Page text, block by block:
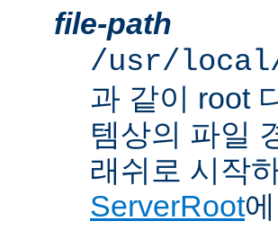
file-path
/usr/
과 같이 root
템상의 파일
래쉬로 시작
ServerRoot